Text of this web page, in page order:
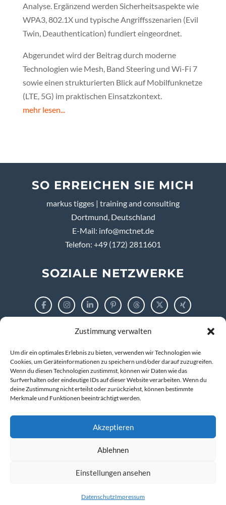
Zustimmung verwalten
Um dir ein optimales Erlebnis zu bieten, verwenden wir Technologien wie
Cookies, um Geräteinformationen zu speichern und/oder darauf zuzugreifen.
Wenn du diesen Technologien zustimmst, können wir Daten wie das
Surfverhalten oder eindeutige IDs auf dieser Website verarbeiten. Wenn du
deine Zustimmung nicht erteilst oder zurückziehst, können bestimmte
Merkmale und Funktionen beeinträchtigt werden.
Akzeptieren
Ablehnen
Einstellungen ansehen
DatenschutzImpressum
Analyse. Ergänzend werden Sicherheitsaspekte wie
WPA3, 802.1X und typische Angriffsszenarien (Evil
Twin, Deauthentication) fundiert eingeordnet.
Abgerundet wird der Beitrag durch moderne
Technologien wie Mesh, Band Steering und Wi-Fi 7
sowie einen strukturierten Blick auf Mobilfunknetze
(LTE, 5G) im praktischen Einsatzkontext.
mehr lesen...
SO ERREICHEN SIE MICH
markus tigges | training and consulting
Dortmund, Deutschland
E-Mail: info@mctnet.de
Telefon: +49 (172) 2811601
SOZIALE NETZWERKE
Impressum
Datenschutzerklärung
© 2026 markus tigges | training and consulting